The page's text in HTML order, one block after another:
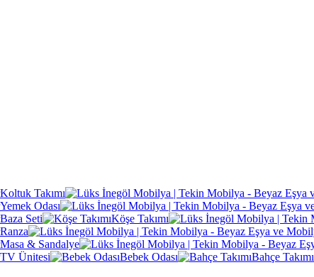
Koltuk Takımı
Yemek Odası
Baza Seti
Köşe Takımı
Ranza
Masa & Sandalye
TV Ünitesi
Bebek Odası Bahçe Takımı